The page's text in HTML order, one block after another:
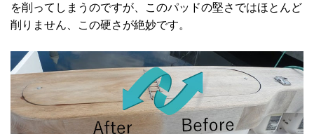
を削ってしまうのですが、このパッドの堅さではほとんど
削りません、この硬さが絶妙です。